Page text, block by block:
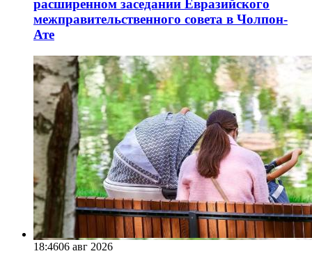
расширенном заседании Евразийского
межправительственного совета в Чолпон-
Ате
18:4606 авг 2026